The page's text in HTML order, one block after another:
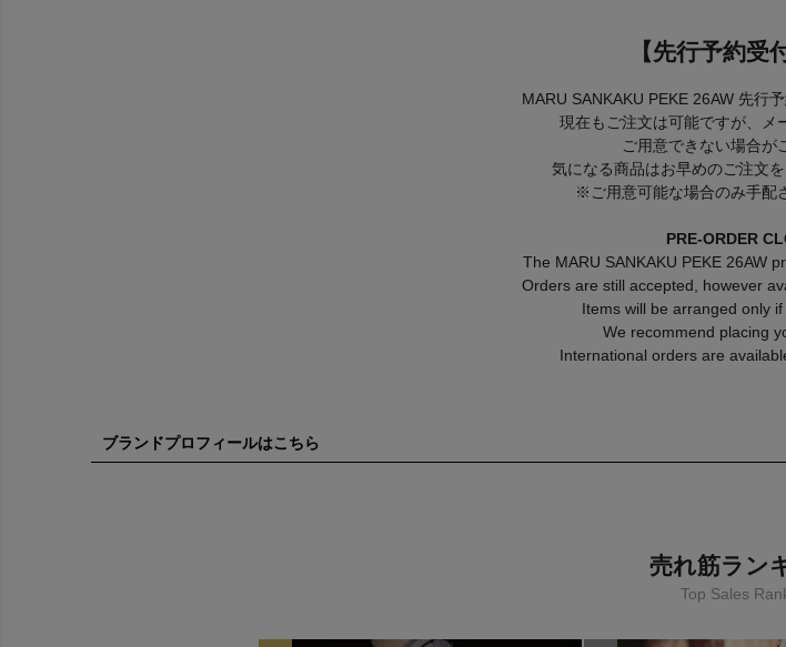
【先行予約受
MARU SANKAKU PEKE 26AW 先行
現在もご注文は可能ですが、メ
ご用意できない場合が
気になる商品はお早めのご注文を
※ご用意可能な場合のみ手配
PRE-ORDER
The MARU SANKAKU PEKE 26AW
Orders are still accepted, however
Items will be arranged only
We recommend placing
International orders are
ブランドプロフィールはこちら
表面的な美しさではない内面的な幸福感を得られ
MARU SANKAKU PEKE は全ての商品に対して
売れ筋ラン
Top Sales